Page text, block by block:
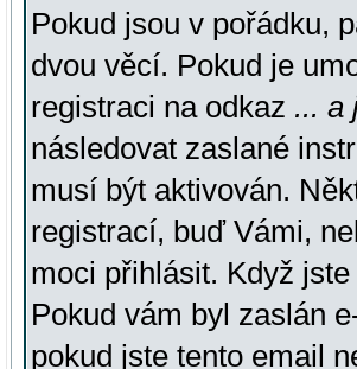
Pokud jsou v pořádku,
dvou věcí. Pokud je
registraci na odkaz ... a
následovat zaslané
musí být aktivován.
registrací, buď Vámi,
moci přihlásit. Když
Pokud vám byl zaslán
pokud jste tento email